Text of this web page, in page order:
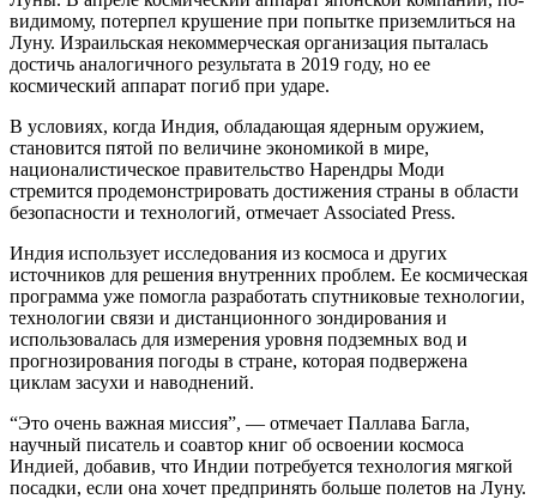
видимому, потерпел крушение при попытке приземлиться на
Луну. Израильская некоммерческая организация пыталась
достичь аналогичного результата в 2019 году, но ее
космический аппарат погиб при ударе.
В условиях, когда Индия, обладающая ядерным оружием,
становится пятой по величине экономикой в мире,
националистическое правительство Нарендры Моди
стремится продемонстрировать достижения страны в области
безопасности и технологий, отмечает Associated Press.
Индия использует исследования из космоса и других
источников для решения внутренних проблем. Ее космическая
программа уже помогла разработать спутниковые технологии,
технологии связи и дистанционного зондирования и
использовалась для измерения уровня подземных вод и
прогнозирования погоды в стране, которая подвержена
циклам засухи и наводнений.
“Это очень важная миссия”, — отмечает Паллава Багла,
научный писатель и соавтор книг об освоении космоса
Индией, добавив, что Индии потребуется технология мягкой
посадки, если она хочет предпринять больше полетов на Луну.